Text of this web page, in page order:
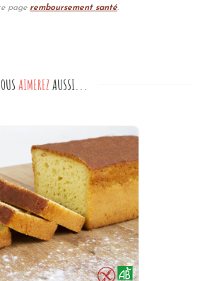
page remboursement santé.
AIMEREZAUSSI...